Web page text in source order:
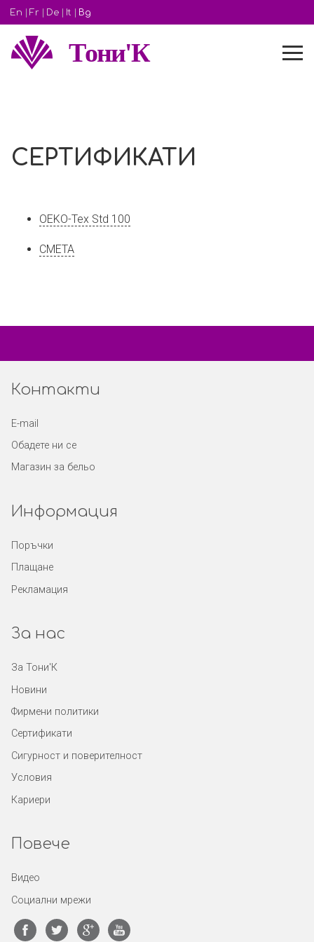
En | Fr | De | It | Bg
Tони'К
СЕРТИФИКАТИ
OEKO-Tex Std 100
СМЕТА
Контакти
E-mail
Обадете ни се
Магазин за бельо
Информация
Поръчки
Плащане
Рекламация
За нас
За Тони'К
Новини
Фирмени политики
Сертификати
Сигурност и поверителност
Условия
Кариери
Повече
Видео
Социални мрежи